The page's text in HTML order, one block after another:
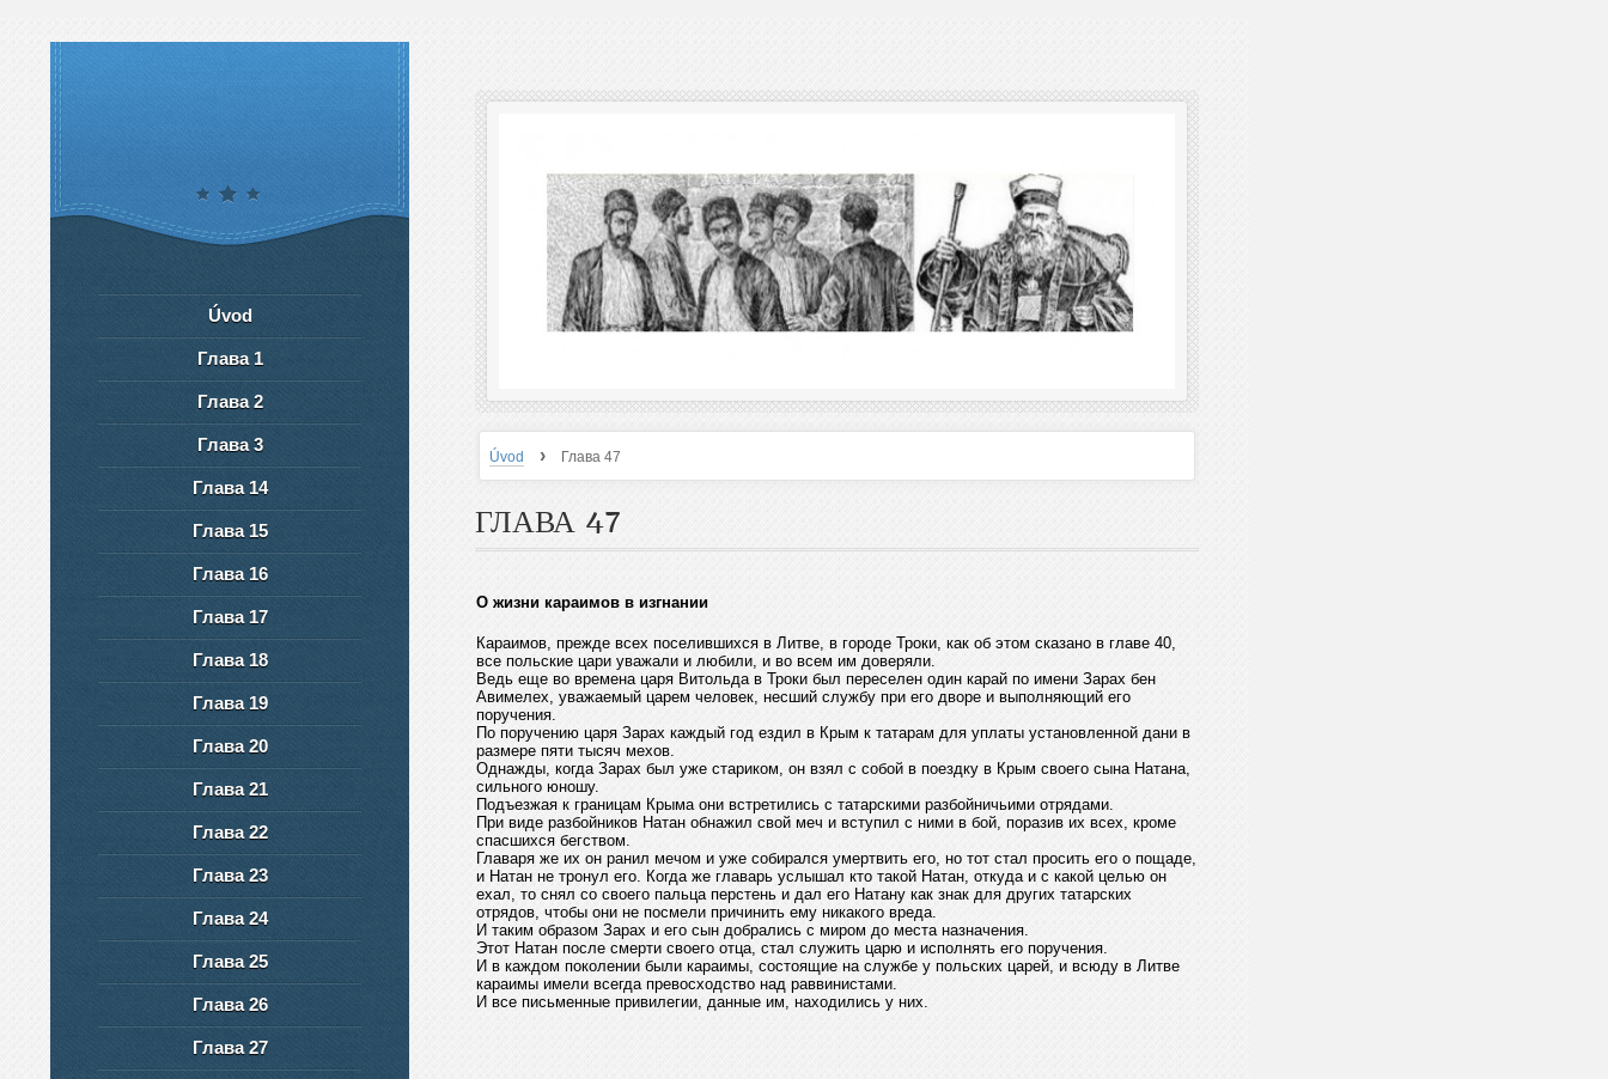
Úvod › Глава 47
ГЛАВА 47
О жизни караимов в изгнании
Караимов, прежде всех поселившихся в Литве, в городе Троки, как об этом сказано в главе 40,
все польские цари уважали и любили, и во всем им доверяли.
Ведь еще во времена царя Витольда в Троки был переселен один карай по имени Зарах бен
Авимелех, уважаемый царем человек, несший службу при его дворе и выполняющий его
поручения.
По поручению царя Зарах каждый год ездил в Крым к татарам для уплаты установленной дани в
размере пяти тысяч мехов.
Однажды, когда Зарах был уже стариком, он взял с собой в поездку в Крым своего сына Натана,
сильного юношу.
Подъезжая к границам Крыма они встретились с татарскими разбойничьими отрядами.
При виде разбойников Натан обнажил свой меч и вступил с ними в бой, поразив их всех, кроме
спасшихся бегством.
Главаря же их он ранил мечом и уже собирался умертвить его, но тот стал просить его о пощаде,
и Натан не тронул его. Когда же главарь услышал кто такой Натан, откуда и с какой целью он
ехал, то снял со своего пальца перстень и дал его Натану как знак для других татарских
отрядов, чтобы они не посмели причинить ему никакого вреда.
И таким образом Зарах и его сын добрались с миром до места назначения.
Этот Натан после смерти своего отца, стал служить царю и исполнять его поручения.
И в каждом поколении были караимы, состоящие на службе у польских царей, и всюду в Литве
караимы имели всегда превосходство над раввинистами.
И все письменные привилегии, данные им, находились у них.
Úvod
Глава 1
Глава 2
Глава 3
Глава 14
Глава 15
Глава 16
Глава 17
Глава 18
Глава 19
Глава 20
Глава 21
Глава 22
Глава 23
Глава 24
Глава 25
Глава 26
Глава 27